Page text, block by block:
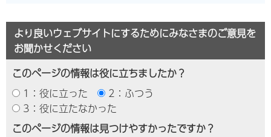
より良いウェブサイトにするためにみなさまのご意見を
お聞かせください
このページの情報は役に立ちましたか？
1：役に立った
2：ふつう
3：役に立たなかった
このページの情報は見つけやすかったですか？